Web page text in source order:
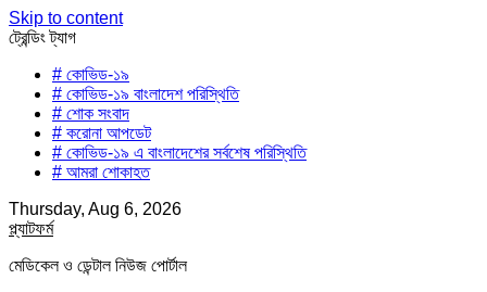
Skip to content
ট্রেন্ডিং ট্যাগ
# কোভিড-১৯
# কোভিড-১৯ বাংলাদেশ পরিস্থিতি
# শোক সংবাদ
# করোনা আপডেট
# কোভিড-১৯ এ বাংলাদেশের সর্বশেষ পরিস্থিতি
# আমরা শোকাহত
Thursday, Aug 6, 2026
প্ল্যাটফর্ম
মেডিকেল ও ডেন্টাল নিউজ পোর্টাল